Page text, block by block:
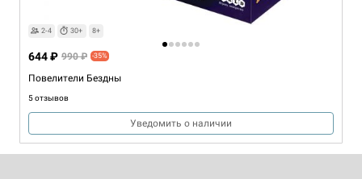
2-4 30+ 8+
Повелители Бездны
5 отзывов
644 ₽ 990 ₽ -35%
Уведомить о наличии